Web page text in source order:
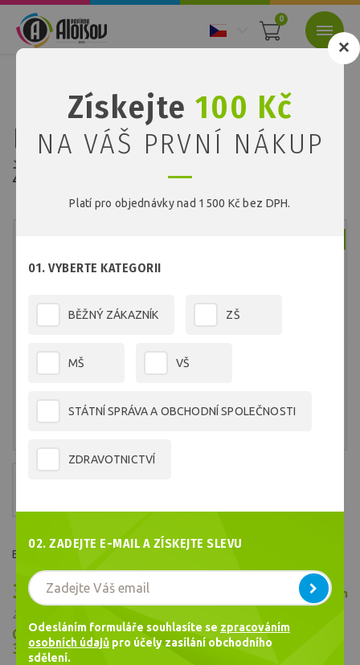
0
Barevný kopírovací papír žlutý A4/80g/500 listů
Barevný kopírovací papír
žlutý A4/80g/500 listů
Barva č.1130
Skladem
320,19 Kč/ ks
264,62 Kč bez DPH
Cena celkem
320,19 Kč
Získejte100 Kč
NA VÁŠ PRVNÍ NÁKUP
Platí pro objednávky nad 1500 Kč bez DPH.
01. VYBERTE KATEGORII
BĚŽNÝ ZÁKAZNÍK ZŠ
MŠ VŠ
STÁTNÍ SPRÁVA A OBCHODNÍ SPOLEČNOSTI
ZDRAVOTNICTVÍ
02. ZADEJTE E-MAIL A ZÍSKEJTE SLEVU
Odesláním formuláře souhlasíte se zpracováním
osobních údajů pro účely zasílání obchodního
sdělení.